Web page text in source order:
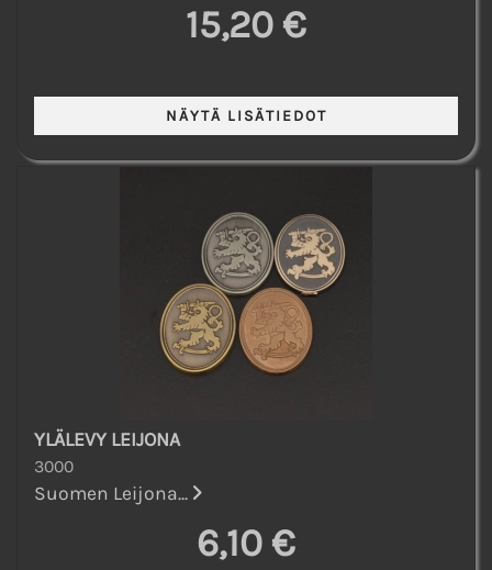
15,20 €
YLÄLEVY LEIJONA
3000
Suomen Leijona...
6,10 €